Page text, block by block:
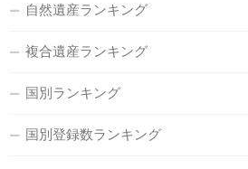
自然遺産ランキング
複合遺産ランキング
国別ランキング
国別登録数ランキング